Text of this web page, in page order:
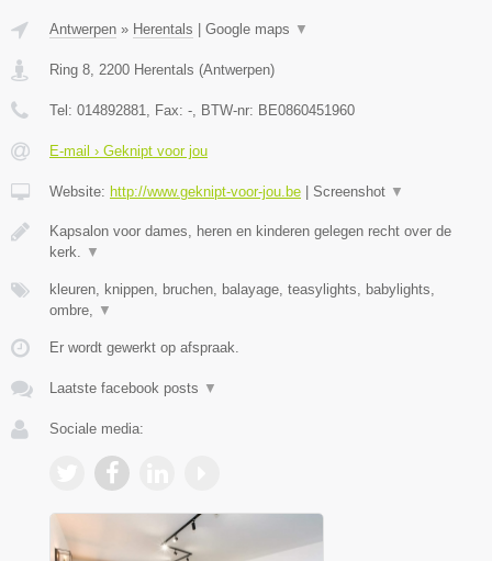
Antwerpen » Herentals | Google maps ▼
Ring 8 2200 Herentals (Antwerpen)
Tel: 014892881 , Fax: - , BTW-nr: BE0860451960
E-mail › Geknipt voor jou
Website: http://www.geknipt-voor-jou.be | Screenshot ▼
Kapsalon voor dames, heren en kinderen gelegen recht over de
kerk.
▼
kleuren, knippen, bruchen, balayage, teasylights, babylights,
ombre,
▼
Er wordt gewerkt op afspraak.
Laatste facebook posts ▼
Sociale media: